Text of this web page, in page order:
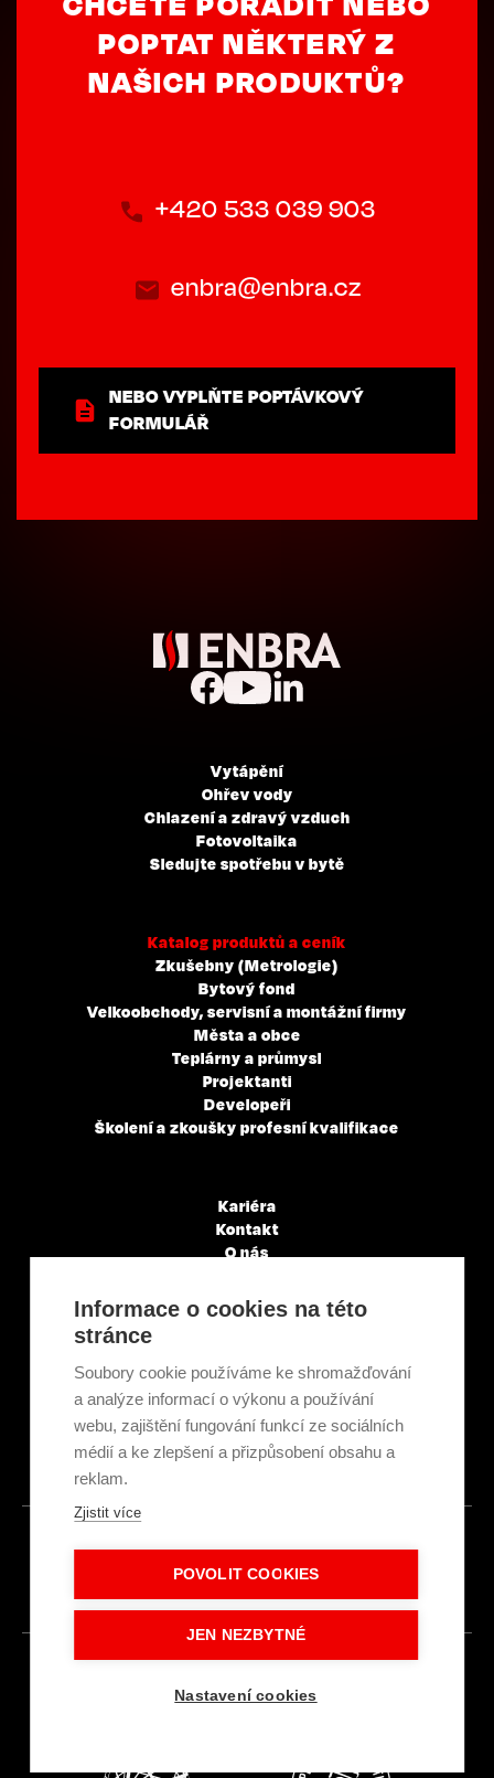
POPTAT NĚKTERÝ Z
NAŠICH PRODUKTŮ?
+420 533 039 903
enbra@enbra.cz
NEBO VYPLŇTE POPTÁVKOVÝ
FORMULÁŘ
Vytápění
Ohřev vody
Chlazení a zdravý vzduch
Fotovoltaika
Sledujte spotřebu v bytě
Katalog produktů a ceník
Zkušebny (Metrologie)
Bytový fond
Velkoobchody, servisní a montážní firmy
Města a obce
Teplárny a průmysl
Projektanti
Developeři
Školení a zkoušky profesní kvalifikace
Kariéra
Kontakt
O nás
Články a novinky
GDPR & Cookies
Ekologická recyklace
Projekty EU
Intranet - Přihlášení
Přihlášení
© 2026
Informace o cookies na této
stránce
Soubory cookie používáme ke shromažďování
a analýze informací o výkonu a používání
webu, zajištění fungování funkcí ze sociálních
médií a ke zlepšení a přizpůsobení obsahu a
reklam.
Zjistit více
POVOLIT COOKIES
JEN NEZBYTNÉ
Nastavení cookies